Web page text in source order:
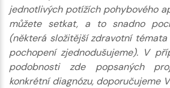
jednotlivých potížích pohybového
můžete setkat, a to snadno
(některá složitější zdravotní témata
pochopení zjednodušujeme). V
podobnosti zde popsaných
konkrétní diagnózu, doporučujeme